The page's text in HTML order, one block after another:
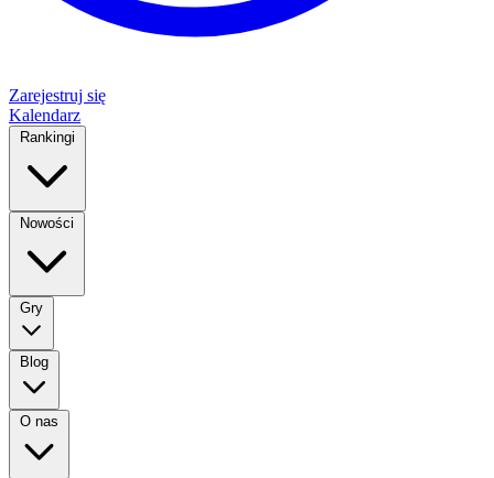
Zarejestruj się
Kalendarz
Rankingi
Nowości
Gry
Blog
O nas